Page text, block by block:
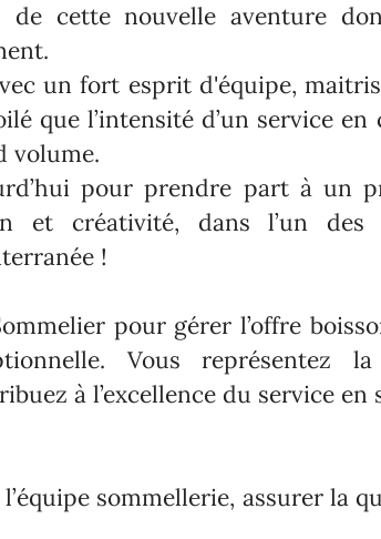
de cette nouvelle aventure
un fort esprit d'équipe,
que l’intensité d’un service
volume.
pour prendre part à un
et créativité, dans l’un
!
pour gérer l’offre
Vous représentez
à l’excellence du service en
sommellerie, assurer la